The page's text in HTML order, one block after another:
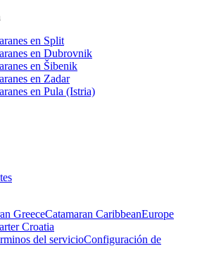
en Split
en Dubrovnik
en Šibenik
en Zadar
en Pula (Istria)
GreeceCatamaran CaribbeanEurope
Croatia
del servicioConfiguración de